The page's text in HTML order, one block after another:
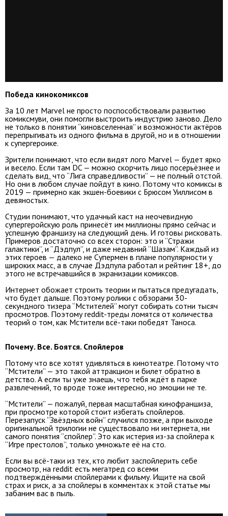
Победа кинокомиксов
За 10 лет Marvel не просто поспособствовали развитию
комиксмуви, они помогли выстроить индустрию заново. Дело
не только в понятии “киновселенная” и возможности актёров
перепрыгивать из одного фильма в другой, но и в отношении
к супергероике.
Зрители понимают, что если видят лого Marvel — будет ярко
и весело. Если там DC — можно скорчить лицо посерьёзнее и
сделать вид, что “Лига справедливости” — не полный отстой.
Но они в любом случае пойдут в кино. Потому что комиксы в
2019 — примерно как экшен-боевики с Брюсом Уиллисом в
девяностых.
Студии понимают, что удачный каст на неочевидную
супергеройскую роль принесёт им миллионы прямо сейчас и
успешную франшизу на следующий день. И готовы рисковать.
Примеров достаточно со всех сторон: это и “Стражи
галактики”, и “Дэдпул”, и даже недавний “Шазам”. Каждый из
этих героев — далеко не Супермен в плане популярности у
широких масс, а в случае Дэдпула работал и рейтинг 18+, до
этого не встречавшийся в экранизации комиксов.
Интернет обожает строить теории и пытаться предугадать,
что будет дальше. Поэтому ролики с обзорами 30-
секундного тизера “Мстителей” могут собирать сотни тысяч
просмотров. Поэтому reddit-треды ломятся от количества
теорий о том, как Мстители всё-таки победят Таноса.
Почему. Все. Боятся. Спойлеров
Потому что все хотят удивляться в кинотеатре. Потому что
“Мстители” — это такой аттракцион и билет обратно в
детство. А если ты уже знаешь, что тебя ждёт в парке
развлечений, то вроде тоже интересно, но эмоции не те.
“Мстители” — пожалуй, первая масштабная кинофраншиза,
при просмотре которой стоит избегать спойлеров.
Перезапуск “Звёздных войн” случился позже, а при выходе
оригинальной трилогии не существовало ни интернета, ни
самого понятия “спойлер”. Это как истерия из-за спойлера к
“Игре престолов”, только умножьте её на сто.
Если вы всё-таки из тех, кто любит заспойлерить себе
просмотр, на reddit есть мегатред со всеми
подтверждёнными спойлерами к фильму. Ищите на свой
страх и риск, а за спойлеры в комментах к этой статье мы
забаним вас в пыль.